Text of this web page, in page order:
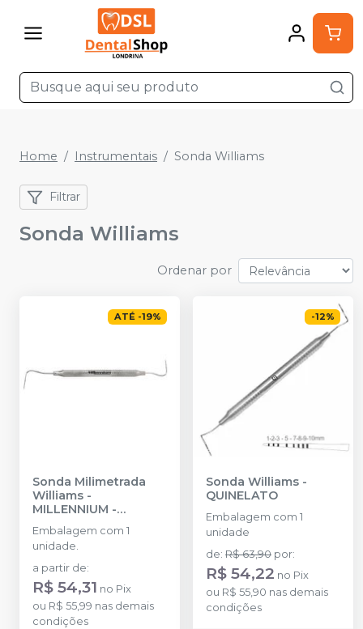
Home Instrumentais Sonda Williams
Filtrar
Sonda Williams
Ordenar por
ATÉ -19%
Sonda Milimetrada
Williams -
MILLENNIUM -
GOLGRAN
Embalagem com 1
unidade.
a partir de:
R$ 54,31 no Pix
ou R$ 55,99 nas demais
condições
-12%
Sonda Williams -
QUINELATO
Embalagem com 1
unidade
de: R$ 63,90 por:
R$ 54,22 no Pix
ou R$ 55,90 nas demais
condições